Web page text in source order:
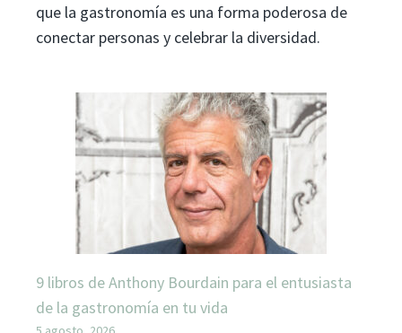
que la gastronomía es una forma poderosa de
conectar personas y celebrar la diversidad.
9 libros de Anthony Bourdain para el entusiasta
de la gastronomía en tu vida